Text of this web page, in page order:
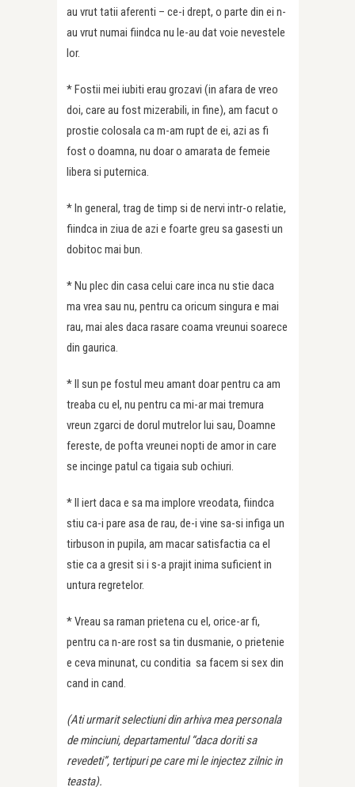
au vrut tatii aferenti – ce-i drept, o parte din ei n-
au vrut numai fiindca nu le-au dat voie nevestele
lor.
* Fostii mei iubiti erau grozavi (in afara de vreo
doi, care au fost mizerabili, in fine), am facut o
prostie colosala ca m-am rupt de ei, azi as fi
fost o doamna, nu doar o amarata de femeie
libera si puternica.
* In general, trag de timp si de nervi intr-o relatie,
fiindca in ziua de azi e foarte greu sa gasesti un
dobitoc mai bun.
* Nu plec din casa celui care inca nu stie daca
ma vrea sau nu, pentru ca oricum singura e mai
rau, mai ales daca rasare coama vreunui soarece
din gaurica.
* Il sun pe fostul meu amant doar pentru ca am
treaba cu el, nu pentru ca mi-ar mai tremura
vreun zgarci de dorul mutrelor lui sau, Doamne
fereste, de pofta vreunei nopti de amor in care
se incinge patul ca tigaia sub ochiuri.
* Il iert daca e sa ma implore vreodata, fiindca
stiu ca-i pare asa de rau, de-i vine sa-si infiga un
tirbuson in pupila, am macar satisfactia ca el
stie ca a gresit si i s-a prajit inima suficient in
untura regretelor.
* Vreau sa raman prietena cu el, orice-ar fi,
pentru ca n-are rost sa tin dusmanie, o prietenie
e ceva minunat, cu conditia sa facem si sex din
cand in cand.
(Ati urmarit selectiuni din arhiva mea personala
de minciuni, departamentul “daca doriti sa
revedeti”, tertipuri pe care mi le injectez zilnic in
teasta).